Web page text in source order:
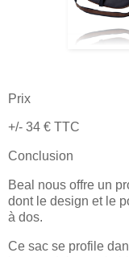
Prix
+/- 34 € TTC
Conclusion
Beal nous offre un
dont le design et le
à dos.
Ce sac se profile